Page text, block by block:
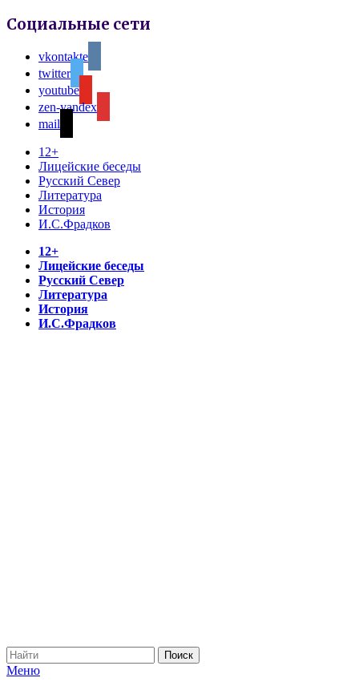
Социальные сети
vkontakte
twitter
youtube
zen-yandex
mail
12+
Лицейские беседы
Русский Север
Литература
История
И.С.Фрадков
12+
Лицейские беседы
Русский Север
Литература
История
И.С.Фрадков
Меню